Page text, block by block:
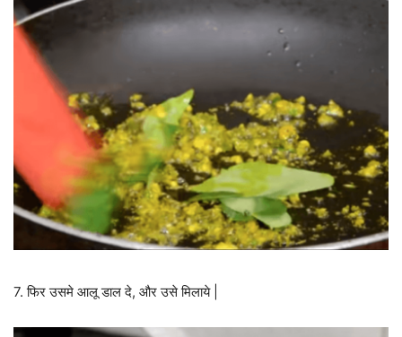
7. फिर उसमे आलू डाल दे, और उसे मिलाये |